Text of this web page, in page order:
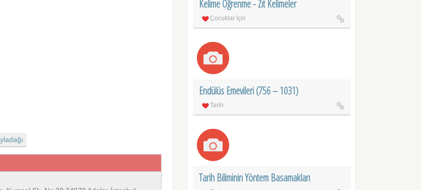
Kelime Öğrenme - Zıt Kelimeler
Çocuklar İçin
Endülüs Emevileri (756 – 1031)
Tarih
Tarih Biliminin Yöntem Basamakları